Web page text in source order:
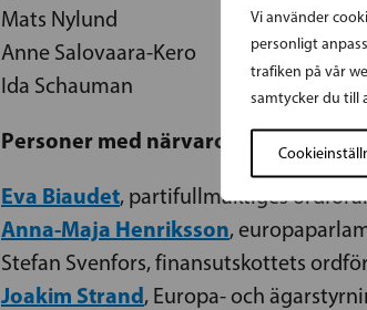
Vi använder
personligt
trafiken på vår
samtycker du till
Mats Nylund
Anne Salovaara-Kero
Ida Schauman
Personer med närvaro- och
Eva Biaudet, partifullmäktiges
Anna-Maja Henriksson,
Stefan Svenfors, finansutskottets
Joakim Strand, Europa- och